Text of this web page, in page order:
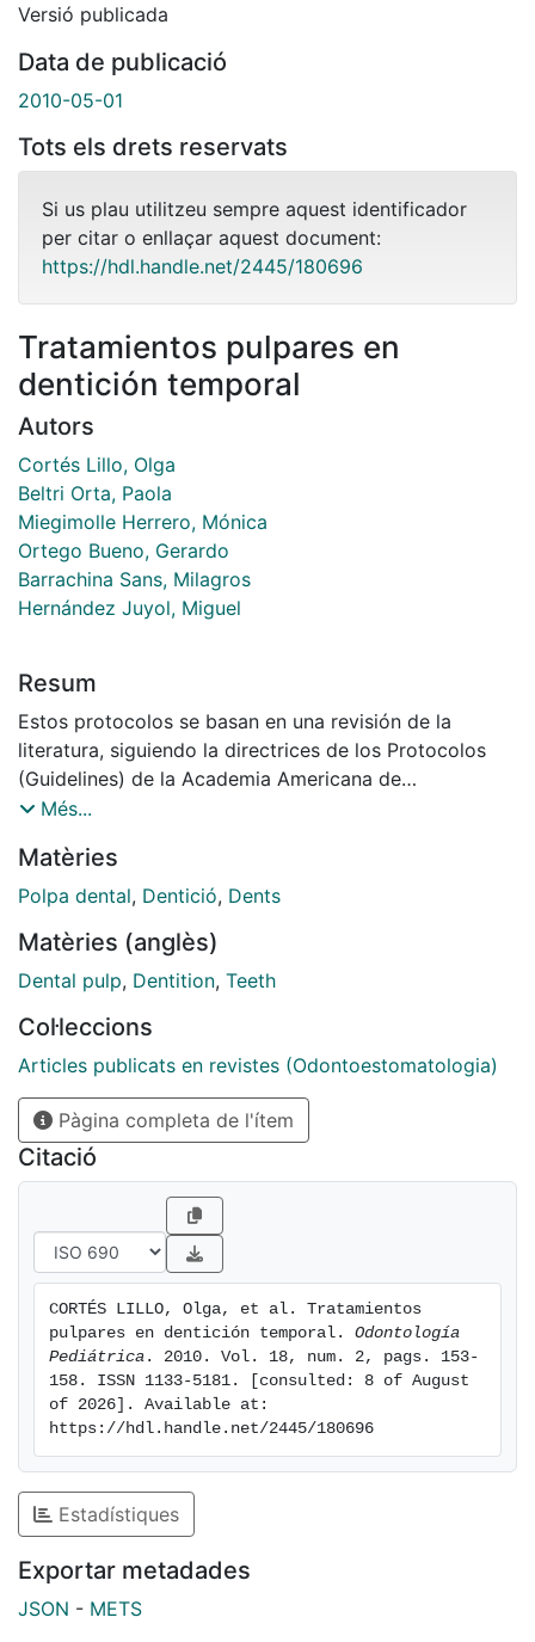
Versió publicada
Data de publicació
2010-05-01
Tots els drets reservats
Si us plau utilitzeu sempre aquest identificador
per citar o enllaçar aquest document:
https://hdl.handle.net/2445/180696
Tratamientos pulpares en
dentición temporal
Autors
Cortés Lillo, Olga
Beltri Orta, Paola
Miegimolle Herrero, Mónica
Ortego Bueno, Gerardo
Barrachina Sans, Milagros
Hernández Juyol, Miguel
Resum
Estos protocolos se basan en una revisión de la
literatura, siguiendo la directrices de los Protocolos
(Guidelines) de la Academia Americana de
Odontopediatría, además de la supervisión por
mejorar la práctica clínica de la Odontopediatría y
animar la investigación en áreas donde las evidencias
procedimientos en los tratamientos pulpares y los
fármacos utilizados.
Més...
Matèries
Polpa dental, Dentició, Dents
Matèries (anglès)
Dental pulp, Dentition, Teeth
Col·leccions
Articles publicats en revistes (Odontoestomatologia)
Pàgina completa de l'ítem
Citació
CORTÉS LILLO, Olga, et al. Tratamientos
pulpares en dentición temporal. Odontología
Pediátrica . 2010. Vol. 18, num. 2, pags. 153-
158. ISSN 1133-5181. [consulted: 8 of August
of 2026]. Available at:
https://hdl.handle.net/2445/180696
Estadístiques
Exportar metadades
JSON - METS